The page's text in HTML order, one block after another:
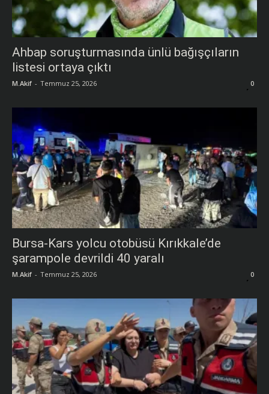
Ahbap soruşturmasında ünlü bağışçıların
listesi ortaya çıktı
M.Akif - Temmuz 25, 2026 0
Bursa-Kars yolcu otobüsü Kırıkkale’de
şarampole devrildi 40 yaralı
M.Akif - Temmuz 25, 2026 0